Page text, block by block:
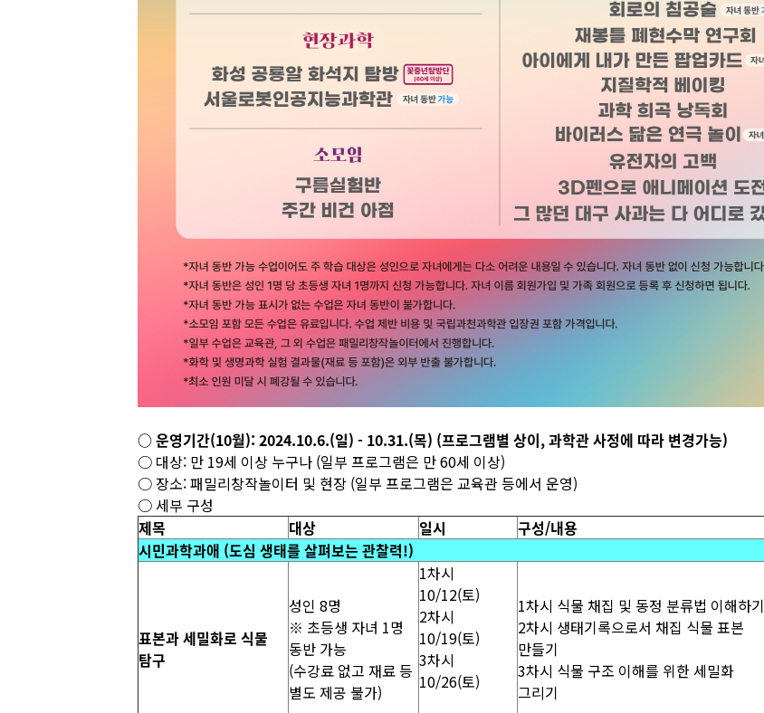
○ 운영기간(10월): 2024.10.6.(일) - 10.31.(목) (프로그램별 상이, 과학관 사정에 따라 변경가능)
○ 대상: 만 19세 이상 누구나 (일부 프로그램은 만 60세 이상)
○ 장소: 패밀리창작놀이터 및 현장 (일부 프로그램은 교육관 등에서 운영)
○ 세부 구성
제목
대상 일시 구성/내용
시민과학과애 (도심 생태를 살펴보는 관찰력!)
표본과 세밀화로 식물
탐구
성인 8명
※ 초등생 자녀 1명
동반 가능
(수강료 없고 재료 등
별도 제공 불가)
1차시
10/12(토)
2차시
10/19(토)
3차시
10/26(토)
1차시 식물 채집 및 동정 분류법 이해하기
2차시 생태기록으로서 채집 식물 표본
만들기
3차시 식물 구조 이해를 위한 세밀화
그리기